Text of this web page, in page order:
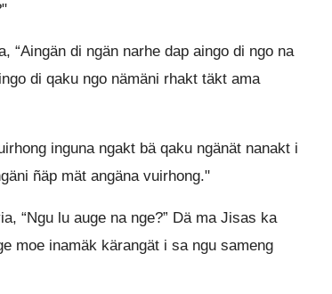
“Aingän di ngän narhe dap aingo di ngo na
di qaku ngo nämäni rhakt täkt ama
inguna ngakt bä qaku ngänät nanakt i
ñäp mät angäna vuirhong."
“Ngu lu auge na nge?” Dä ma Jisas ka
moe inamäk kärangät i sa ngu sameng